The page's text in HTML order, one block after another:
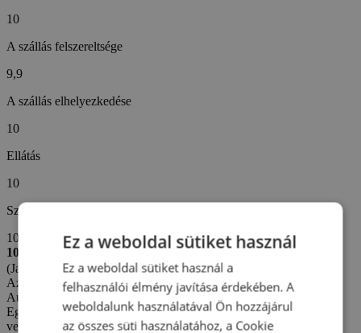
10
A szállás felszereltsége
9,9
A szállás elhelyezkedése
10
Ellátás
10
Szállodai szolgáltatások
10
10/10
(Jana Š. -
Szlovákia)
Az értékelés létrehozva: 6. 4. 2026
Automatikus fordítás (
Eredeti megjelenítése
Egy csodálatos és felejthetetlen wellness üdülés a Ždiaranka
vendégházban. Az első pillanattól kezdve nagyon kedves és profi
Ez a weboldal sütiket használ
Ez a weboldal sütiket használ a
felhasználói élmény javítása érdekében. A
weboldalunk használatával Ön hozzájárul
az összes süti használatához, a Cookie